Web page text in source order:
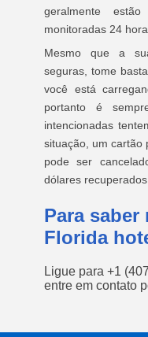
geralmente
monitoradas 24
Mesmo que a
seguras, tome
você está
portanto é
intencionadas
situação, um cartão
pode ser
dólares recuperados.
Para saber
Florida
Ligue para +1
entre em contato